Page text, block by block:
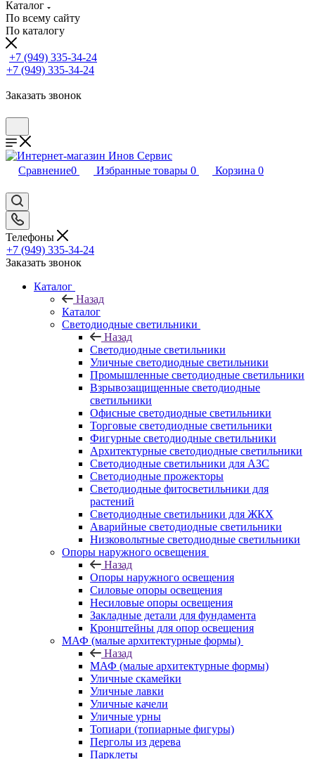
Каталог
По всему сайту
По каталогу
+7 (949) 335-34-24
+7 (949) 335-34-24
Заказать звонок
Сравнение0 Избранные товары 0 Корзина 0
Телефоны
+7 (949) 335-34-24
Заказать звонок
Каталог
Назад
Каталог
Светодиодные светильники
Назад
Светодиодные светильники
Уличные светодиодные светильники
Промышленные светодиодные светильники
Взрывозащищенные светодиодные
светильники
Офисные светодиодные светильники
Торговые светодиодные светильники
Фигурные светодиодные светильники
Архитектурные светодиодные светильники
Светодиодные светильники для АЗС
Светодиодные прожекторы
Светодиодные фитосветильники для
растений
Светодиодные светильники для ЖКХ
Аварийные светодиодные светильники
Низковольтные светодиодные светильники
Опоры наружного освещения
Назад
Опоры наружного освещения
Силовые опоры освещения
Несиловые опоры освещения
Закладные детали для фундамента
Кронштейны для опор освещения
МАФ (малые архитектурные формы)
Назад
МАФ (малые архитектурные формы)
Уличные скамейки
Уличные лавки
Уличные качели
Уличные урны
Топиари (топиарные фигуры)
Перголы из дерева
Парклеты